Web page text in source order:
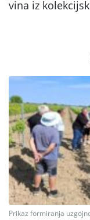
vina iz
Prikaz formiranja